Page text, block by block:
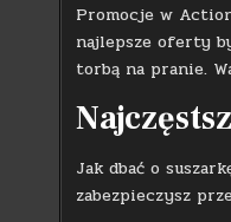
Promocje w
najlepsze oferty
torbą na pranie.
Jak dbać o
zabezpieczysz